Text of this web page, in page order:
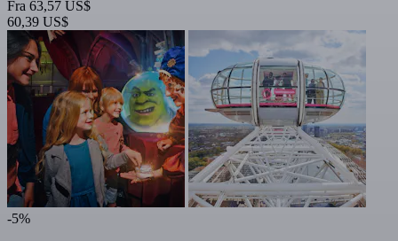
Fra 63,57 US$
60,39 US$
-5%